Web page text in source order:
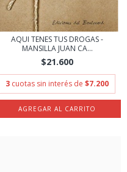
AQUI TENES TUS DROGAS -
MANSILLA JUAN CA...
$21.600
3 cuotas sin interés de $7.200